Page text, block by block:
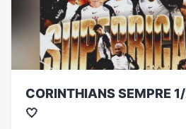
Receitas Redes Sociais
CORINTHIANS SEMPRE
🤍